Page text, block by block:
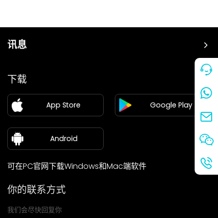
讯息
价格
加盟
新闻中心
关于我们
下载
App Store Google Play
Android
可在PC官网下载Windows和Mac端软件
你的联系方式
我们会尽快回复你